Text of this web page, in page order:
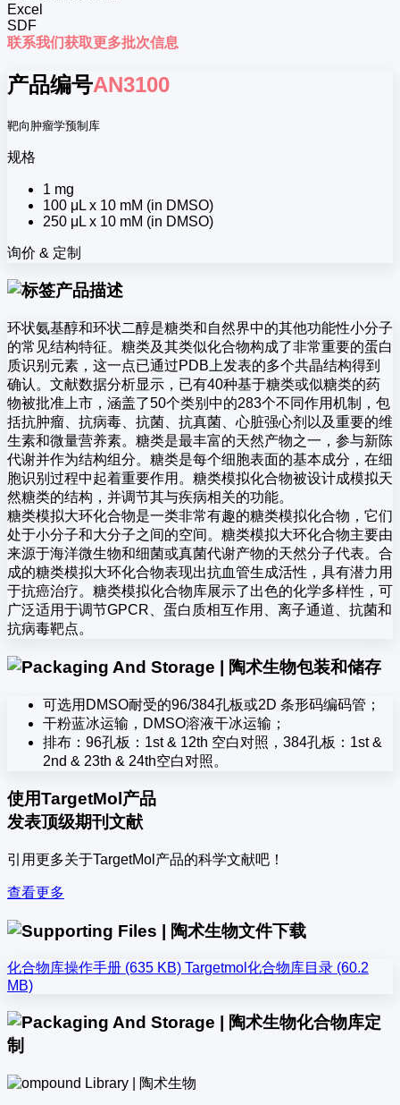
Excel
SDF
联系我们获取更多批次信息
产品编号AN3100
靶向肿瘤学预制库
规格
1 mg
100 μL x 10 mM (in DMSO)
250 μL x 10 mM (in DMSO)
询价 & 定制
产品描述
环状氨基醇和环状二醇是糖类和自然界中的其他功能性小分子
的常见结构特征。糖类及其类似化合物构成了非常重要的蛋白
质识别元素，这一点已通过PDB上发表的多个共晶结构得到
确认。文献数据分析显示，已有40种基于糖类或似糖类的药
物被批准上市，涵盖了50个类别中的283个不同作用机制，包
括抗肿瘤、抗病毒、抗菌、抗真菌、心脏强心剂以及重要的维
生素和微量营养素。糖类是最丰富的天然产物之一，参与新陈
代谢并作为结构组分。糖类是每个细胞表面的基本成分，在细
胞识别过程中起着重要作用。糖类模拟化合物被设计成模拟天
然糖类的结构，并调节其与疾病相关的功能。
糖类模拟大环化合物是一类非常有趣的糖类模拟化合物，它们
处于小分子和大分子之间的空间。糖类模拟大环化合物主要由
来源于海洋微生物和细菌或真菌代谢产物的天然分子代表。合
成的糖类模拟大环化合物表现出抗血管生成活性，具有潜力用
于抗癌治疗。糖类模拟化合物库展示了出色的化学多样性，可
广泛适用于调节GPCR、蛋白质相互作用、离子通道、抗菌和
抗病毒靶点。
包装和储存
可选用DMSO耐受的96/384孔板或2D 条形码编码管；
干粉蓝冰运输，DMSO溶液干冰运输；
排布：96孔板：1st & 12th 空白对照，384孔板：1st &
2nd & 23th & 24th空白对照。
使用TargetMol产品
发表顶级期刊文献
引用更多关于TargetMol产品的科学文献吧！
查看更多
文件下载
化合物库操作手册 (635 KB) Targetmol化合物库目录 (60.2
MB)
化合物库定
制